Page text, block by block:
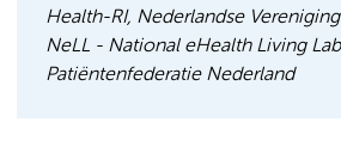
Health-RI, Nederlandse
NeLL - National eHealth Living
Patiëntenfederatie Nederland